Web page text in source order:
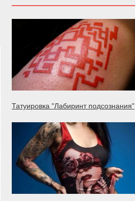
Татуировка "Лабиринт подсознания"